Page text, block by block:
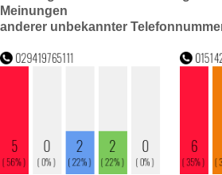
Meinungen
anderer unbekannter